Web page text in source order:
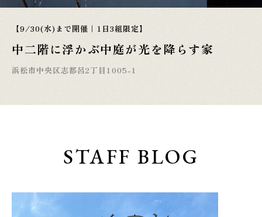
【9/30(水)まで開催｜1日3組限定】
中二階に浮かぶ中庭が光を降らす家
浜松市中央区志都呂2丁目1005-1
STAFF BLOG